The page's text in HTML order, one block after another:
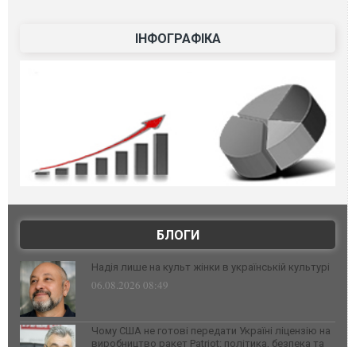
ІНФОГРАФІКА
БЛОГИ
Надія лише на культ жінки в українській культурі
06.08.2026 08:49
Чому США не готові передати Україні ліцензію на
виробництво ракет Patriot: політика, безпека та